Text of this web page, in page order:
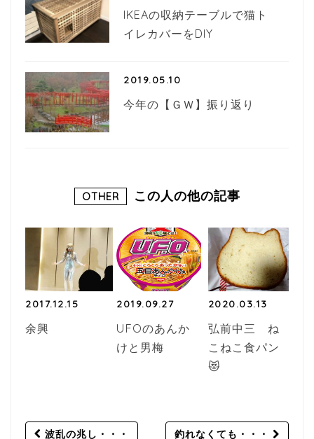
IKEAの収納テーブルで猫ト
イレカバーをDIY
2019.05.10
今年の【ＧＷ】振り返り
OTHER この人の他の記事
2017.12.15
余興
2019.09.27
UFOのあんか
けと男梅
2020.03.13
弘前中三 ね
こねこ食パン
😻
Post
波乱の兆し・・・ 釣れなくても・・・